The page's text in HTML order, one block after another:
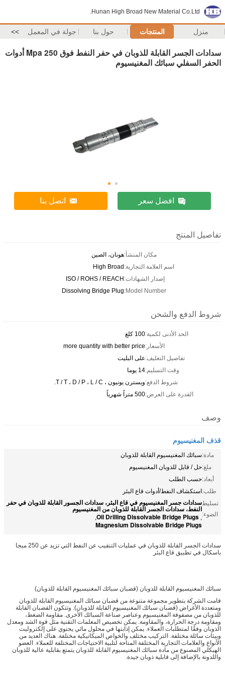
Hunan High Broad New Material Co.Ltd.
منزل المنتجات حول بنا جولة في المعمل >>
سدادات الجسر القابلة للذوبان في حفر النفط فوق 250 Mpa أدوات
الحفر السفلي سبائك المغنيسيوم
افضل سعر اتصل بنا
تفاصيل المنتج
مكان المنشأ:هونان، الصين
اسم العلامة التجارية:High Broad
إصدار الشهادات:ISO / ROHS / REACH
Model Number:
Dissolving Bridge Plug
شروط الدفع والشحن
الحد الأدنى لكمية:100 كلغ
الأسعار:more quantity with better price
تفاصيل التغليف:على البليت
وقت التسليم:14 يوما
شروط الدفع:ويسترن يونيون ، T / T ، D / P ، L / C.
القدرة على العرض:500 متراً شهرياً
وصف
قذف المغنيسيوم
مادة:سبائك المغنيسيوم القابلة للذوبان
ملغ:حل / قابل للذوبان المغنيسيوم
أبعاد:حسب الطلب
طلب:استكشاف النفط/أدوات قاع البئر
تسليط
الضوء:
سدادات جسر المغنيسيوم في قاع البئر، سدادات الجسور القابلة للذوبان في حفر
النفط، سدادات الجسر القابلة للذوبان من المغنيسيوم
,
Oil Drilling Dissolvable Bridge Plugs
,
Magnesium Dissolvable Bridge Plugs
سدادات الجسر القابلة للذوبان في عمليات التنقيب عن النفط التي تزيد عن 250 ميجا
باسكال في تطبيق قاع البئر
سبائك المغنيسيوم القابلة للذوبان (قضبان سبائك المغنيسيوم القابلة للذوبان)
قامت الشركة بتطوير مجموعة متنوعة من قضبان سبائك المغنيسيوم القابلة للذوبان
ومتعددة الأغراض (قضبان سبائك المغنيسيوم القابلة للذوبان). وتتكون القضبان القابلة
للذوبان من مصفوفة المغنيسيوم وعناصر صناعة السبائك الأخرى. مقاومة الضغط،
ومقاومة درجة الحرارة، والمقاومة. يمكن تخصيص المعلمات التقنية مثل قوة الشد ومعدل
الذوبان وفقًا لمتطلبات العملاء. يمكن إذابتها في محلول مائي يحتوي على إلكتروليت
وبيئات سائلة مختلفة. التركيب مختلف والخواص الميكانيكية مختلفة. هناك العديد من
الأنواع والعلامات التجارية المختلفة المتاحة لتلبية الاحتياجات المختلفة للعملاء. العضو
الهيكلي المصنوع من مادة سبائك المغنيسيوم القابلة للذوبان يتمتع بقابلية عالية للذوبان
واللدونة بالإضافة إلى قابلية ذوبان جيدة.